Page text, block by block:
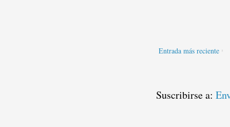
Entrada más reciente
Suscribirse a: